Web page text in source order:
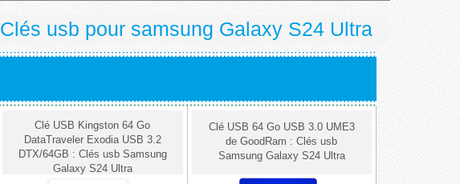
Clés usb pour samsung Galaxy S24 Ultra
Clé USB Kingston 64 Go
DataTraveler Exodia USB 3.2
DTX/64GB : Clés usb Samsung
Galaxy S24 Ultra
Clé USB 64 Go USB 3.0 UME3
de GoodRam : Clés usb
Samsung Galaxy S24 Ultra